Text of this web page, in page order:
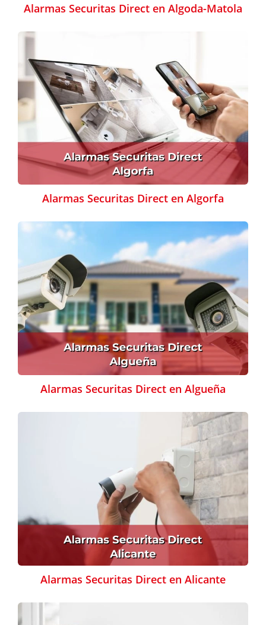
Alarmas Securitas Direct en Algoda-Matola
Alarmas Securitas Direct en Algorfa
Alarmas Securitas Direct en Algueña
Alarmas Securitas Direct en Alicante